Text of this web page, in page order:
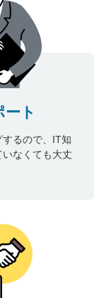
ト
るので、IT知
なくても大丈